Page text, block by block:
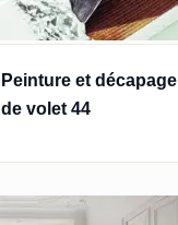
Peinture et décapage
de volet 44